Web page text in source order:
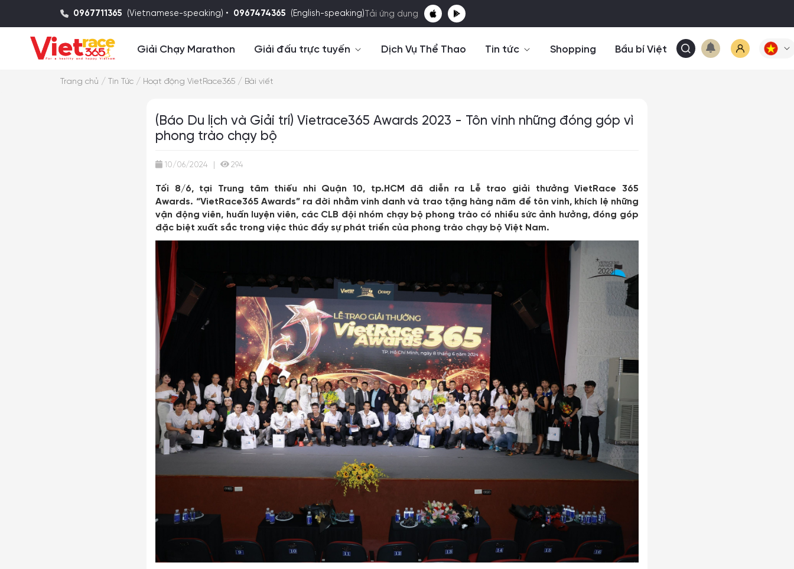
0967711365 (Vietnamese-speaking) • 0967474365 (English-speaking) Tải ứng dụng
Giải Chạy Marathon Giải đấu trực tuyến Dịch Vụ Thể Thao Tin tức Shopping Bầu bí Việt
Trang chủ / Tin Tức / Hoạt động VietRace365 / Bài viết
(Báo Du lịch và Giải trí) Vietrace365 Awards 2023 - Tôn vinh những đóng góp vì
phong trào chạy bộ
10/06/2024 | 294
Tối 8/6, tại Trung tâm thiếu nhi Quận 10, tp.HCM đã diễn ra Lễ trao giải thưởng VietRace 365
Awards. “VietRace365 Awards”ra đời nhằm vinh danh và trao tặng hàng năm để tôn vinh, khích lệ những
vận động viên, huấn luyện viên, các CLB đội nhóm chạy bộ phong trào có nhiều sức ảnh hưởng, đóng góp
đặc biệt xuất sắc trongviệc thúc đẩy sự phát triển của phong trào chạy bộViệt Nam.